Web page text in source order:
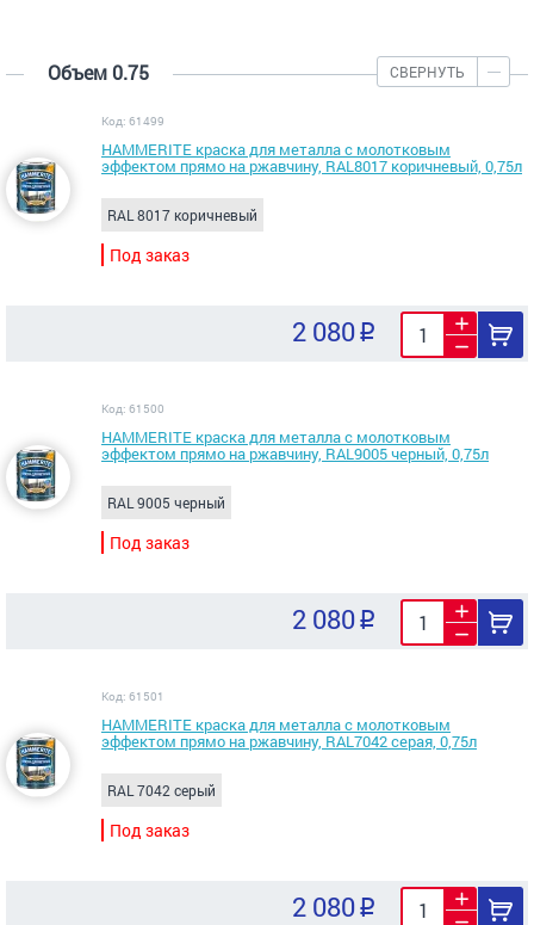
Объем 0.75 СВЕРНУТЬ
Код: 61499
HAMMERITE краска для металла с молотковым
эффектом прямо на ржавчину, RAL8017 коричневый, 0,75л
RAL 8017 коричневый
Под заказ
2 080
Код: 61500
HAMMERITE краска для металла с молотковым
эффектом прямо на ржавчину, RAL9005 черный, 0,75л
RAL 9005 черный
Под заказ
2 080
Код: 61501
HAMMERITE краска для металла с молотковым
эффектом прямо на ржавчину, RAL7042 серая, 0,75л
RAL 7042 серый
Под заказ
2 080